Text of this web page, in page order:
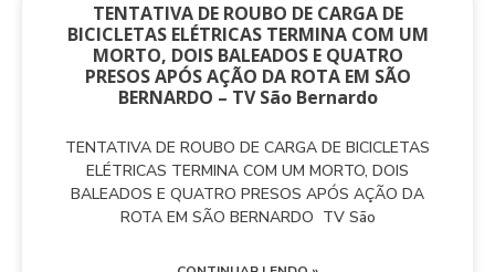
TENTATIVA DE ROUBO DE CARGA DE
BICICLETAS ELÉTRICAS TERMINA COM UM
MORTO, DOIS BALEADOS E QUATRO
PRESOS APÓS AÇÃO DA ROTA EM SÃO
BERNARDO – TV São Bernardo
TENTATIVA DE ROUBO DE CARGA DE BICICLETAS
ELÉTRICAS TERMINA COM UM MORTO, DOIS
BALEADOS E QUATRO PRESOS APÓS AÇÃO DA
ROTA EM SÃO BERNARDO TV São